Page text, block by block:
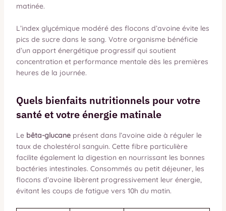
matinée.
L’index glycémique modéré des flocons d’avoine évite les
pics de sucre dans le sang. Votre organisme bénéficie
d’un apport énergétique progressif qui soutient
concentration et performance mentale dès les premières
heures de la journée.
Quels bienfaits nutritionnels pour votre
santé et votre énergie matinale
Le bêta-glucaneprésent dans l’avoine aide à réguler le
taux de cholestérol sanguin. Cette fibre particulière
facilite également la digestion en nourrissant les bonnes
bactéries intestinales. Consommés au petit déjeuner, les
flocons d’avoine libèrent progressivement leur énergie,
évitant les coups de fatigue vers 10h du matin.